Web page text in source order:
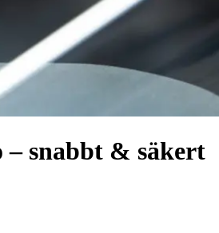
– snabbt & säkert